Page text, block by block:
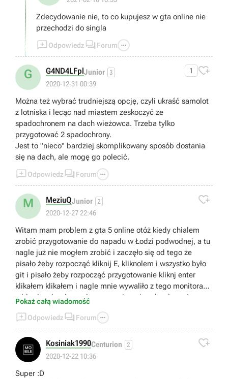
Zdecydowanie nie, to co kupujesz w gta online nie
przechodzi do singla
Odpowiedz  Forum 
G G4ND4LFplJunior 3
2020-12-31 00:39
1 
Można też wybrać trudniejszą opcję, czyli ukraść samolot
z lotniska i lecąc nad miastem zeskoczyć ze
spadochronem na dach wieżowca. Trzeba tylko
przygotować 2 spadochrony.
Jest to "nieco" bardziej skomplikowany sposób dostania
się na dach, ale mogę go polecić.
Odpowiedz  Forum 
M MeziuQJunior 2
2020-12-27 22:46

Witam mam problem z gta 5 online otóż kiedy chialem
zrobić przygotowanie do napadu w Łodzi podwodnej, a tu
nagle już nie mogłem zrobić i zaczęło się od tego że
pisało żeby rozpocząć kliknij E, kliknolem i wszystko było
git i pisało żeby rozpocząć przygotowanie kliknj enter
klikałem klikałem i nagle mnie wywaliło z tego monitora
xdd gdy odeszlem od tego monitora i podeszłem nie
wyświetlała się opcja ta żeby by zobaczyć przygotowania i
nie mogę zrobić pomóżcie plss
Pokaż całą wiadomość
Odpowiedz  Forum 
Kosiniak1990Centurion 2
2020-12-22 10:36

Super :D